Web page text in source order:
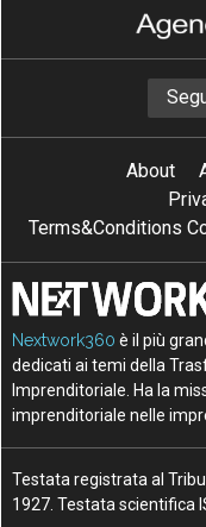
About
Terms&Conditions
Nextwork360 è il più
dedicati ai temi della
Imprenditoriale. Ha la
imprenditoriale nelle
Testata registrata al
1927. Testata scientifica